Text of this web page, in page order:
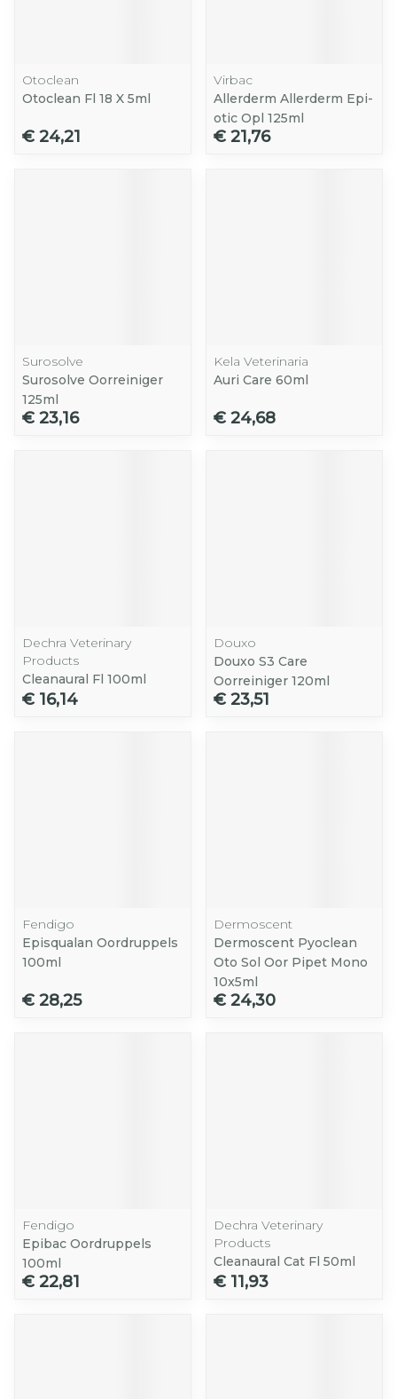
Otoclean
Otoclean Fl 18 X 5ml
€ 24,21
Virbac
Allerderm Allerderm Epi-
otic Opl 125ml
€ 21,76
Surosolve
Surosolve Oorreiniger
125ml
€ 23,16
Kela Veterinaria
Auri Care 60ml
€ 24,68
Dechra Veterinary
Products
Cleanaural Fl 100ml
€ 16,14
Douxo
Douxo S3 Care
Oorreiniger 120ml
€ 23,51
Fendigo
Episqualan Oordruppels
100ml
€ 28,25
Dermoscent
Dermoscent Pyoclean
Oto Sol Oor Pipet Mono
10x5ml
€ 24,30
Fendigo
Epibac Oordruppels
100ml
€ 22,81
Dechra Veterinary
Products
Cleanaural Cat Fl 50ml
€ 11,93